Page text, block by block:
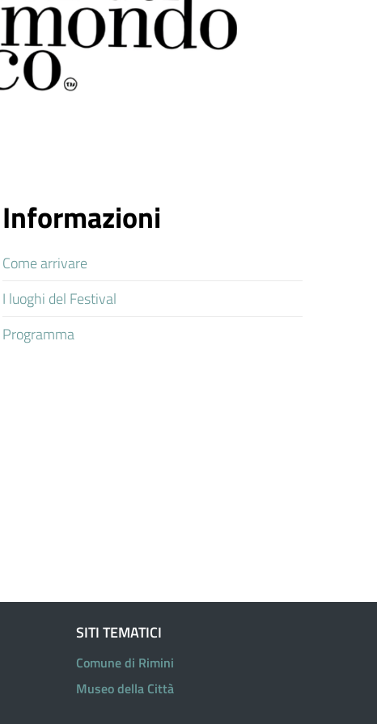
Informazioni
Come arrivare
I luoghi del Festival
Programma
SITI TEMATICI
Comune di Rimini
Museo della Città